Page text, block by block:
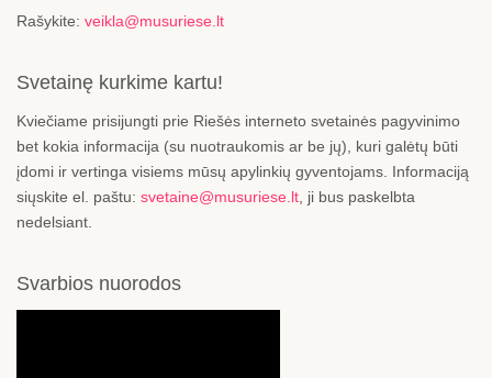
Rašykite: veikla@musuriese.lt
Svetainę kurkime kartu!
Kviečiame prisijungti prie Riešės interneto svetainės pagyvinimo
bet kokia informacija (su nuotraukomis ar be jų), kuri galėtų būti
įdomi ir vertinga visiems mūsų apylinkių gyventojams. Informaciją
siųskite el. paštu: svetaine@musuriese.lt , ji bus paskelbta
nedelsiant.
Svarbios nuorodos